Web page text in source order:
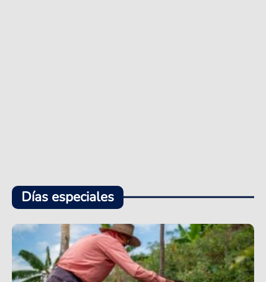
Días especiales